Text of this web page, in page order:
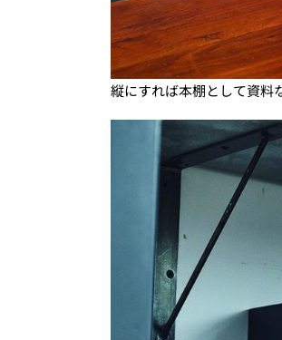
縦にすれば本棚として資料